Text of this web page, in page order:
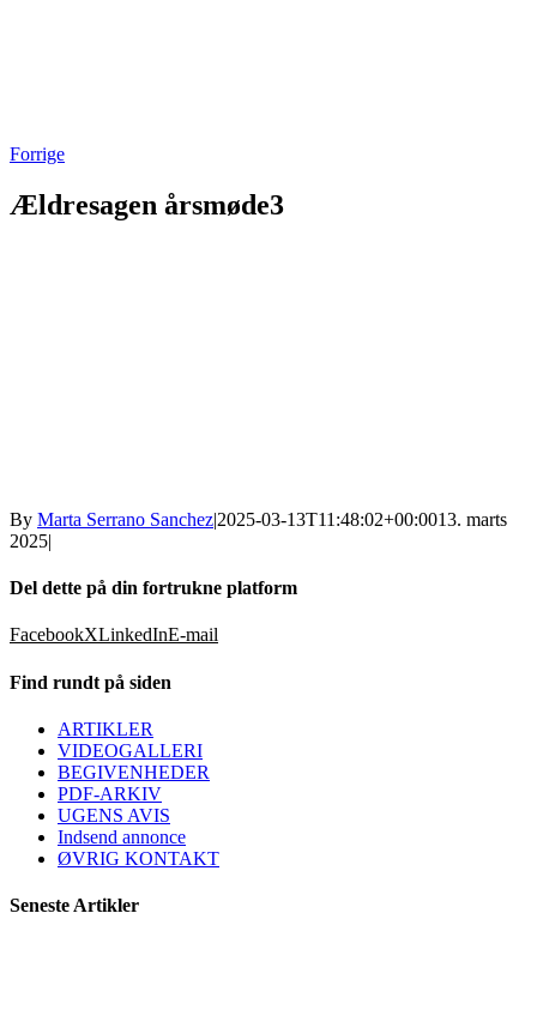
Forrige
Ældresagen årsmøde3
By Marta Serrano Sanchez|2025-03-13T11:48:02+00:0013. marts
2025|
Del dette på din fortrukne platform
FacebookXLinkedInE-mail
Find rundt på siden
ARTIKLER
VIDEOGALLERI
BEGIVENHEDER
PDF-ARKIV
UGENS AVIS
Indsend annonce
ØVRIG KONTAKT
Seneste Artikler